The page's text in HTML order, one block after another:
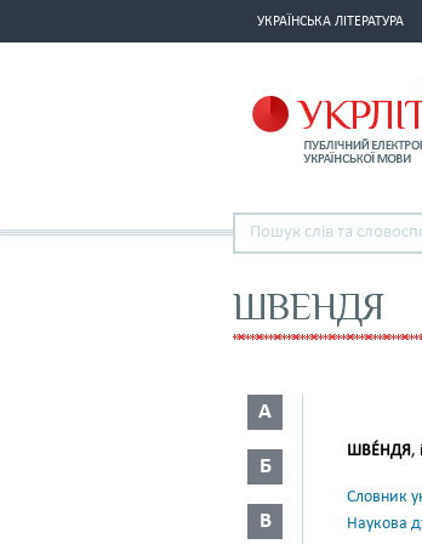
УКРАЇНСЬКА ЛІТЕРАТУРА
ШВЕНДЯ
А
Б
В
ШВЕ́НДЯ,
Словник
Наукова